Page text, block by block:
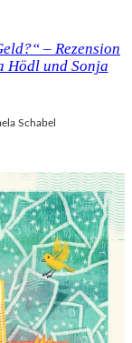
– Rezension
Hödl und Sonja
Schabel